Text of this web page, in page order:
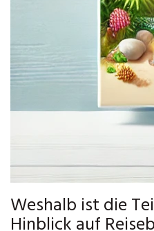
Weshalb ist die
Hinblick auf